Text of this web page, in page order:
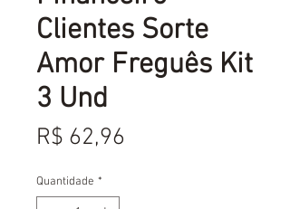
Clientes Sorte
Amor Freguês Kit
3 Und
R$ 62,96
Quantidade *